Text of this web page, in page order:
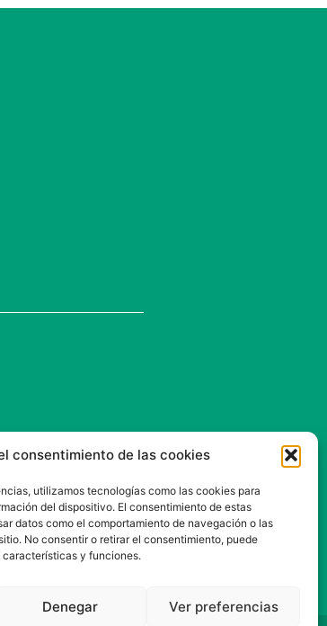
consentimiento de las cookies
utilizamos tecnologías como las cookies para
del dispositivo. El consentimiento de estas
datos como el comportamiento de navegación o las
No consentir o retirar el consentimiento, puede
y funciones.
Denegar Ver preferencias